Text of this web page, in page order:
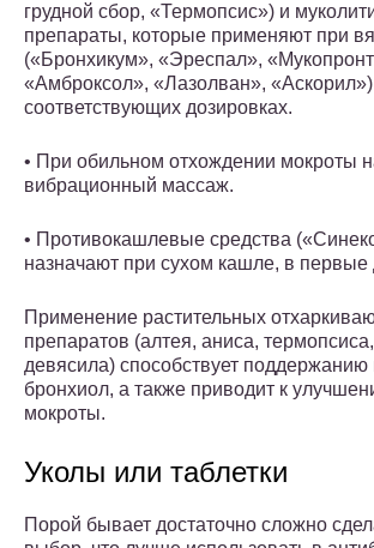
грудной сбор, «Термопсис») и
препараты, которые применяют при
(«Бронхикум», «Эреспал»,
«Амброксол», «Лазолван»,
соответствующих дозировках.
• При обильном отхождении мокроты
вибрационный массаж.
• Противокашлевые средства
назначают при сухом кашле, в первые
Применение растительных
препаратов (алтея, аниса,
девясила) способствует поддержанию
бронхиол, а также приводит к
мокроты.
Уколы или таблетки
Порой бывает достаточно сложно